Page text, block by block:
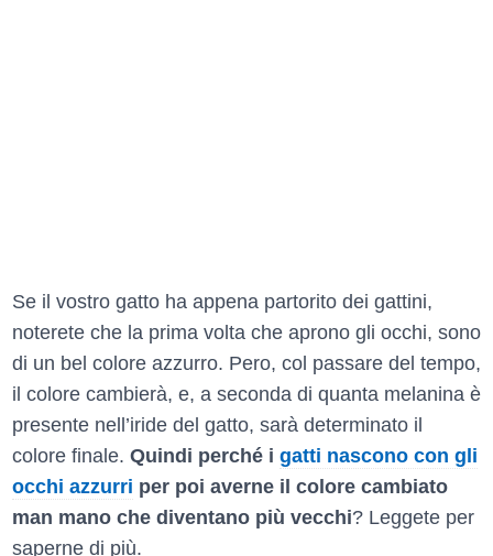
Se il vostro gatto ha appena partorito dei gattini,
noterete che la prima volta che aprono gli occhi, sono
di un bel colore azzurro. Pero, col passare del tempo,
il colore cambierà, e, a seconda di quanta melanina è
presente nell’iride del gatto, sarà determinato il
colore finale. Quindi perché i gatti nascono con gli
occhi azzurri per poi averne il colore cambiato
man mano che diventano più vecchi? Leggete per
saperne di più.